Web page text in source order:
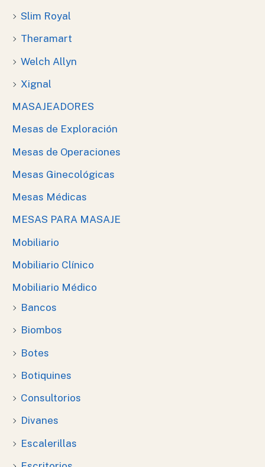
Slim Royal
Theramart
Welch Allyn
Xignal
MASAJEADORES
Mesas de Exploración
Mesas de Operaciones
Mesas Ginecológicas
Mesas Médicas
MESAS PARA MASAJE
Mobiliario
Mobiliario Clínico
Mobiliario Médico
Bancos
Biombos
Botes
Botiquines
Consultorios
Divanes
Escalerillas